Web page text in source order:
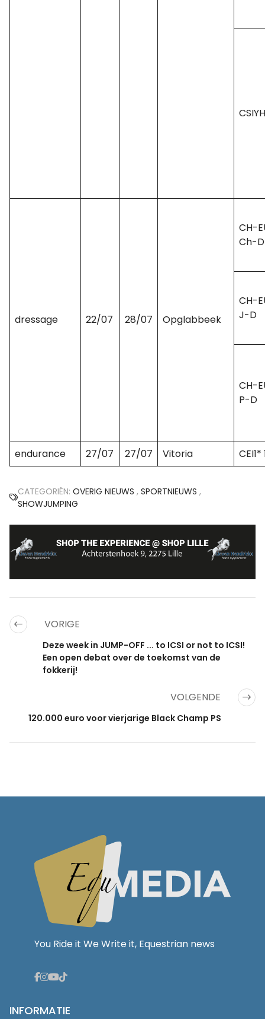
dressage 22/07 28/07 Opglabbeek
CH-
Ch-D
CH-
J-D
CH-
P-D
endurance 27/07 27/07 Vitoria CEI1*
CATEGORIËN: OVERIG NIEUWS , SPORTNIEUWS ,
SHOWJUMPING
VORIGE
Deze week in JUMP-OFF ... to ICSI or not to ICSI!
Een open debat over de toekomst van de
fokkerij!
VOLGENDE
120.000 euro voor vierjarige Black Champ PS
You Ride it We Write it, Equestrian news
INFORMATIE